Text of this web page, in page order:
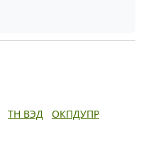
ТН ВЭД ОКПДУПР